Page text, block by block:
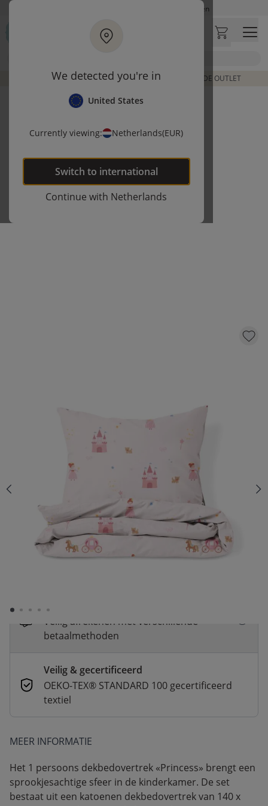
We detected you're in
United States
Currently viewing: Netherlands(EUR)
Switch to international
Continue with Netherlands
Ga naar hoofdinhoudOp werkdagen besteld, zelfde dag verzonden
Let op: vertraging bij PostNL. Levering duurt mogelijk langer
Bezoek onze concept store
DE LAATSTE ITEMS UIT VORIGE COLLECTIES | SHOP DE OUTLET
Snelle levering
Voor 23:00 besteld, dezelfde dag
Betaal nu of in 3 delen
Veilig afrekenen met verschillende
betaalmethoden
Veilig & gecertificeerd
OEKO-TEX® STANDARD 100 gecertificeerd
textiel
MEER INFORMATIE
Het 1 persoons dekbedovertrek «Princess» brengt een
sprookjesachtige sfeer in de kinderkamer. De set
bestaat uit een katoenen dekbedovertrek van 140 x